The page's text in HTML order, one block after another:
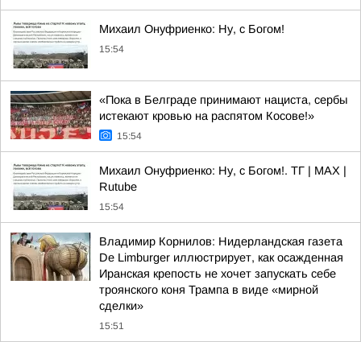
Михаил Онуфриенко: Ну, с Богом!
15:54
«Пока в Белграде принимают нациста, сербы
истекают кровью на распятом Косове!»
15:54
Михаил Онуфриенко: Ну, с Богом!. ТГ | МАХ |
Rutube
15:54
Владимир Корнилов: Нидерландская газета
De Limburger иллюстрирует, как осажденная
Иранская крепость не хочет запускать себе
троянского коня Трампа в виде «мирной
сделки»
15:51